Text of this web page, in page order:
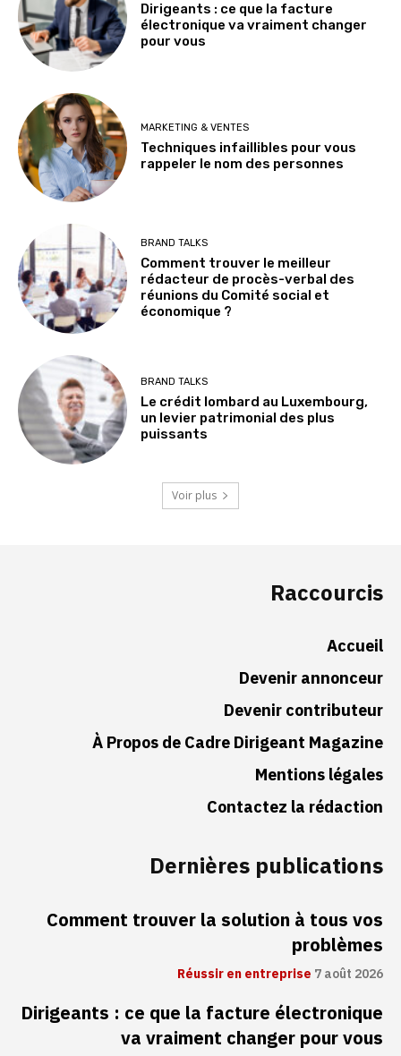
Dirigeants : ce que la facture
électronique va vraiment changer
pour vous
MARKETING & VENTES
Techniques infaillibles pour vous
rappeler le nom des personnes
BRAND TALKS
Comment trouver le meilleur
rédacteur de procès-verbal des
réunions du Comité social et
économique ?
BRAND TALKS
Le crédit lombard au Luxembourg,
un levier patrimonial des plus
puissants
Voir plus
Raccourcis
Accueil
Devenir annonceur
Devenir contributeur
À Propos de Cadre Dirigeant Magazine
Mentions légales
Contactez la rédaction
Dernières publications
Comment trouver la solution à tous vos
problèmes
Réussir en entreprise 7 août 2026
Dirigeants : ce que la facture électronique
va vraiment changer pour vous